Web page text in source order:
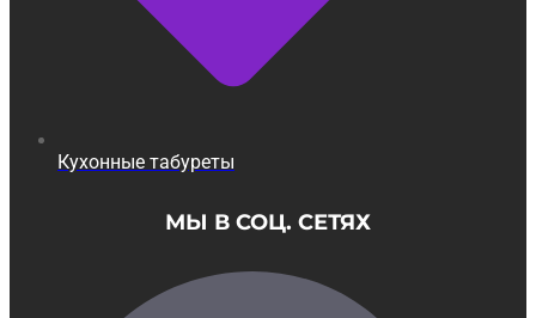
Кухонные табуреты
МЫ В СОЦ. СЕТЯХ